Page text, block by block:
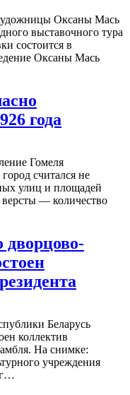
Оксаны Мась
выставочного тура
состоится в
Оксаны Мась
года
Гомеля
считался не
улиц и площадей
версты — количество
дворцово-
Беларусь
коллектив
На снимке:
учреждения